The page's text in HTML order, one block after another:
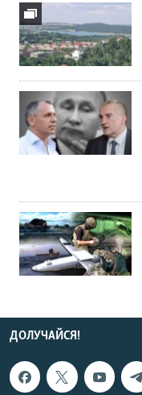
ДОЛУЧАЙСЯ!